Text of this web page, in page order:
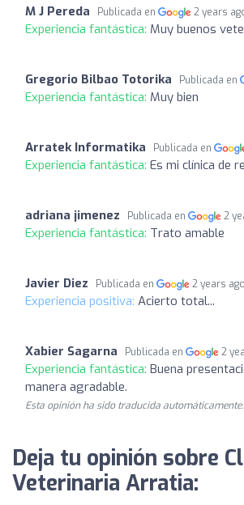
M J Pereda Publicada en 2 years
Experiencia fantástica: Muy buenos
Gregorio Bilbao Totorika Publicada en
Experiencia fantástica: Muy bien
Arratek Informatika Publicada en
Experiencia fantástica: Es mi clínica de
adriana jimenez Publicada en 2
Experiencia fantástica: Trato amable
Javier Diez Publicada en 2 years ago
Experiencia positiva: Acierto total...
Xabier Sagarna Publicada en 2
Experiencia fantástica: Buena
manera agradable.
Esta opinión ha sido traducida
Deja tu opinión sobre
Veterinaria Arratia: